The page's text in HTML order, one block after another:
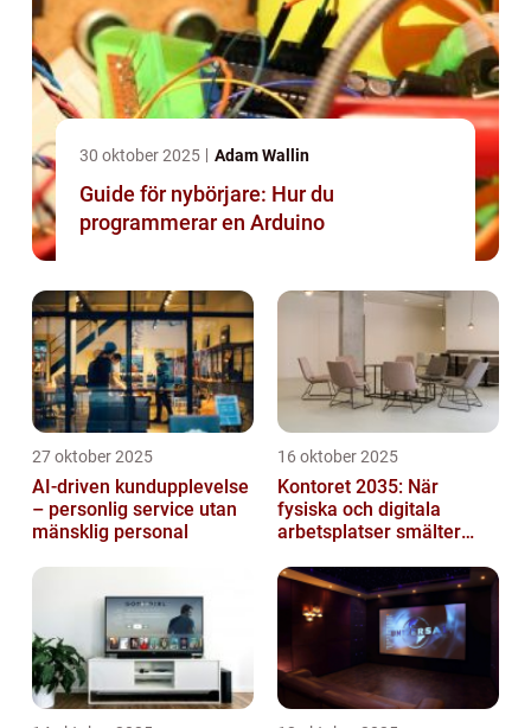
30 oktober 2025 Adam Wallin
Guide för nybörjare: Hur du
programmerar en Arduino
27 oktober 2025
AI-driven kundupplevelse
– personlig service utan
mänsklig personal
16 oktober 2025
Kontoret 2035: När
fysiska och digitala
arbetsplatser smälter